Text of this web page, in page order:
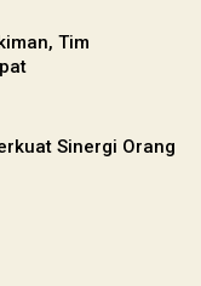
Tim
Sinergi Orang